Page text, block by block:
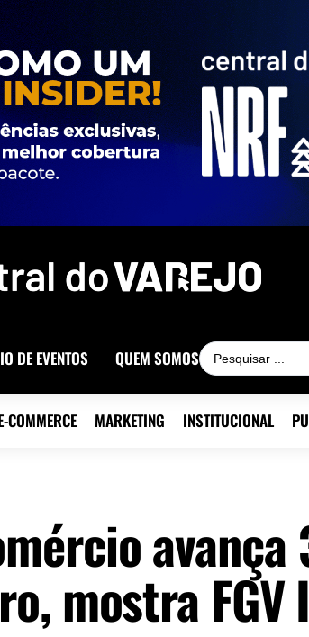
DE EVENTOS QUEM SOMOS
COMMERCE MARKETING INSTITUCIONAL
avança
mostra FGV